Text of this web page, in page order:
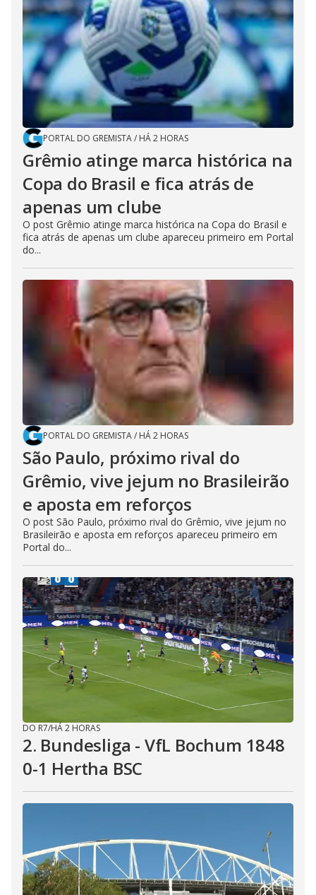
PORTAL DO GREMISTA/ HÁ 2 HORAS
Grêmio atinge marca histórica na
Copa do Brasil e fica atrás de
apenas um clube
O post Grêmio atinge marca histórica na Copa do Brasil e
fica atrás de apenas um clube apareceu primeiro em Portal
do...
PORTAL DO GREMISTA/ HÁ 2 HORAS
São Paulo, próximo rival do
Grêmio, vive jejum no Brasileirão
e aposta em reforços
O post São Paulo, próximo rival do Grêmio, vive jejum no
Brasileirão e aposta em reforços apareceu primeiro em
Portal do...
DO R7/HÁ 2 HORAS
2. Bundesliga - VfL Bochum 1848
0-1 Hertha BSC